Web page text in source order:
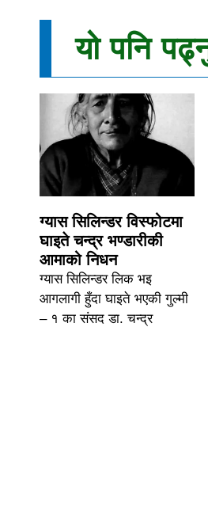
यो पनि
ग्यास सिलिन्डर विस्फोटमा
घाइते चन्द्र भण्डारीकी
आमाको निधन
ग्यास सिलिन्डर लिक भइ
आगलागी हुँदा घाइते भएकी गुल्मी
– १ का संसद डा. चन्द्र